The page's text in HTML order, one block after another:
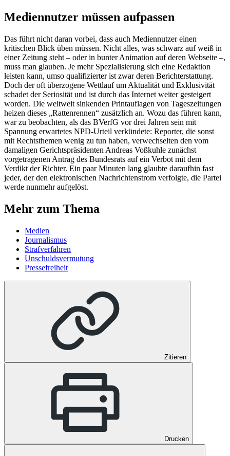
Mediennutzer müssen aufpassen
Das führt nicht daran vorbei, dass auch Mediennutzer einen
kritischen Blick üben müssen. Nicht alles, was schwarz auf weiß in
einer Zeitung steht – oder in bunter Animation auf deren Webseite –,
muss man glauben. Je mehr Spezialisierung sich eine Redaktion
leisten kann, umso qualifizierter ist zwar deren Berichterstattung.
Doch der oft überzogene Wettlauf um Aktualität und Exklusivität
schadet der Seriosität und ist durch das Internet weiter gesteigert
worden. Die weltweit sinkenden Printauflagen von Tageszeitungen
heizen dieses „Rattenrennen“ zusätzlich an. Wozu das führen kann,
war zu beobachten, als das BVerfG vor drei Jahren sein mit
Spannung erwartetes NPD-Urteil verkündete: Reporter, die sonst
mit Rechtsthemen wenig zu tun haben, verwechselten den vom
damaligen Gerichtspräsidenten Andreas Voßkuhle zunächst
vorgetragenen Antrag des Bundesrats auf ein Verbot mit dem
Verdikt der Richter. Ein paar Minuten lang glaubte daraufhin fast
jeder, der den elektronischen Nachrichtenstrom verfolgte, die Partei
werde nunmehr aufgelöst.
Mehr zum Thema
Medien
Journalismus
Strafverfahren
Unschuldsvermutung
Pressefreiheit
Zitieren
Drucken